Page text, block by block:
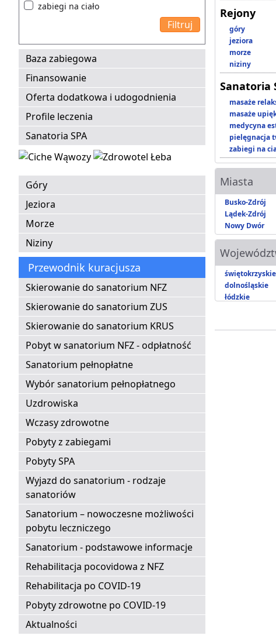
zabiegi na ciało
Baza zabiegowa
Finansowanie
Oferta dodatkowa i udogodnienia
Profile leczenia
Sanatoria SPA
Góry
Jeziora
Morze
Niziny
Przewodnik kuracjusza
Skierowanie do sanatorium NFZ
Skierowanie do sanatorium ZUS
Skierowanie do sanatorium KRUS
Pobyt w sanatorium NFZ - odpłatność
Sanatorium pełnopłatne
Wybór sanatorium pełnopłatnego
Uzdrowiska
Wczasy zdrowotne
Pobyty z zabiegami
Pobyty SPA
Wyjazd do sanatorium - rodzaje
sanatoriów
Sanatorium – nowoczesne możliwości
pobytu leczniczego
Sanatorium - podstawowe informacje
Rehabilitacja pocovidowa z NFZ
Rehabilitacja po COVID-19
Pobyty zdrowotne po COVID-19
Aktualności
Rejony
góry
jeziora
morze
niziny
Sanatoria
masaże
masaże
medycyna
pielęgnacja
zabiegi na
Miasta
Busko-Zdrój
Lądek-Zdrój
Nowy Dwór
świętokrzyskie
dolnośląskie
łódzkie